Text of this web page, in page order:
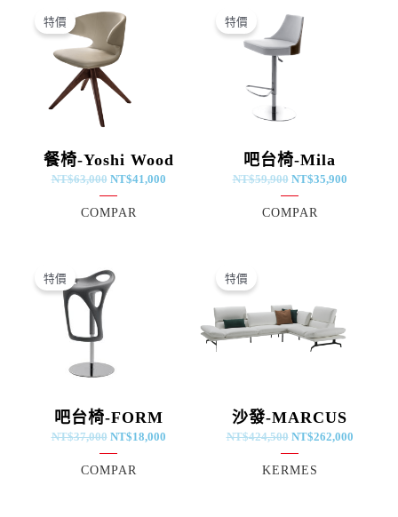
特價
餐椅-Yoshi Wood
NT$63,000
始
價
格：
NT$63,000。
NT$41,000
COMPAR
特價
吧台椅-Mila
NT$59,900
始
價
格：
NT$59,900。
NT$35,900
COMPAR
特價
吧台椅-FORM
NT$37,000
始
價
NT$18,000
NT$18,000。
COMPAR
特價
沙發-MARCUS
NT$424,500
NT$424,500。
NT$262,000
KERMES